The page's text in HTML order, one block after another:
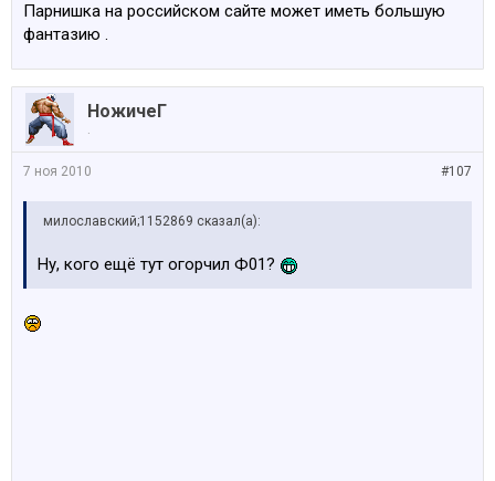
Парнишка на российском сайте может иметь большую
фантазию .
НожичеГ
.
#107
7 ноя 2010
милославский;1152869 сказал(а):
Ну, кого ещё тут огорчил Ф01?